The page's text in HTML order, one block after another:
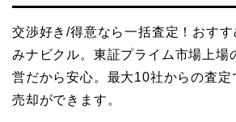
交渉好き/得意なら一括査定！おす
みナビクル。東証プライム市場上場
営だから安心。最大10社からの査
売却ができます。